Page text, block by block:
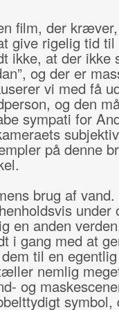
film, der
give rigelig tid til
ikke, at der ikke
og der er
vi med få
og den
sympati for
på denne
brug af vand.
under
en anden
i gang med at
til en egentlig
nemlig
og
symbol,